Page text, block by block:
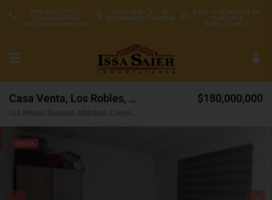
8 am - 4:30 pm L-J 8 am
- 5:00 pm V
8 am - 12 pm S
Calle 70 No. 57 - 25
Barranquilla, Colombia
PBX 6053533427
CEL3157227537
info@issasaieh.com
Casa Venta, Los Robles, Soledad (31712v)
Los Robles, Soledad, Atlántico, Colombia
$180,000,000
VENTA